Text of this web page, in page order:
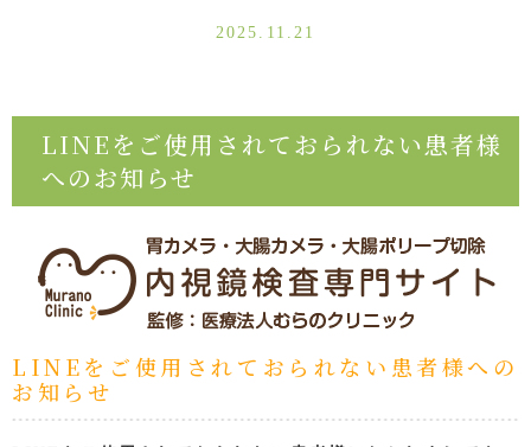
2025.11.21
LINEをご使用されておられない患者様
へのお知らせ
LINEをご使用されておられない患者様への
お知らせ